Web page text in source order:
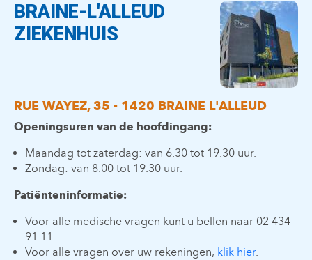
BRAINE-L'ALLEUD
ZIEKENHUIS
RUE WAYEZ, 35 - 1420 BRAINE L'ALLEUD
Openingsuren van de hoofdingang:
Maandag tot zaterdag: van 6.30 tot 19.30 uur.
Zondag: van 8.00 tot 19.30 uur.
Patiënteninformatie:
Voor alle medische vragen kunt u bellen naar 02 434
91 11.
Voor alle vragen over uw rekeningen, klik hier.